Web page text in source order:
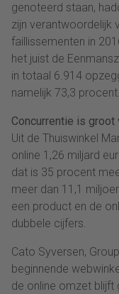
genoteerd staan,
zijn verantwoordelijk
faillissementen in
het juist de
in totaal 6.914
namelijk 73,3 procent.
Concurrentie is
Uit de Thuiswinkel
online 1,26 miljard
dat is 35 procent
meer dan 11,1
een product en de
dubbele cijfers.
Cato Syversen,
beginnende
de online omzet blijft